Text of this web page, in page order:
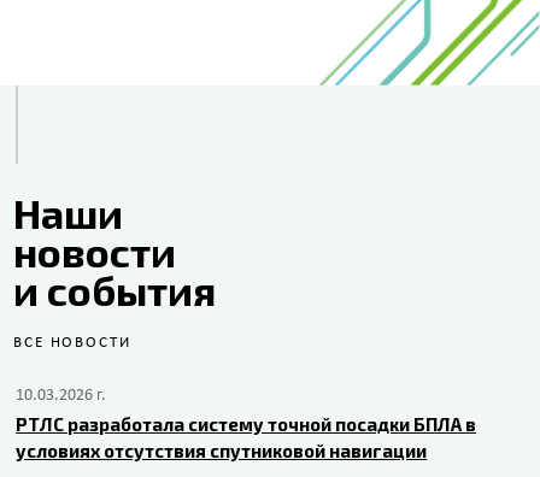
Наши
новости
и события
ВСЕ НОВОСТИ
10.03.2026 г.
РТЛС разработала систему точной посадки БПЛА в
условиях отсутствия спутниковой навигации